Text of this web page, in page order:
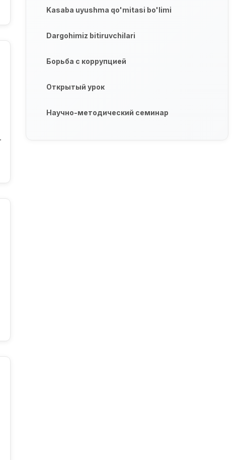
Kasaba uyushma qo'mitasi bo'limi
Dargohimiz bitiruvchilari
Борьба с коррупцией
Открытый урок
Научно-методический семинар